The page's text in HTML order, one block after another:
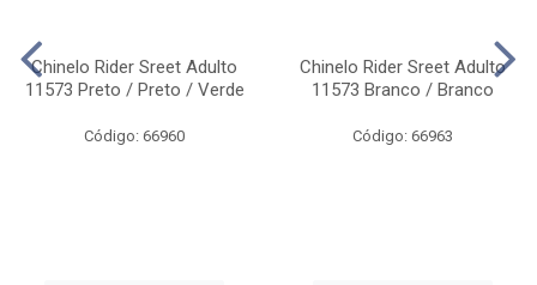
Chinelo Rider Sreet Adulto
11573 Preto / Preto / Verde
Código: 66960
Chinelo Rider Sreet Adulto
11573 Branco / Branco
Código: 66963